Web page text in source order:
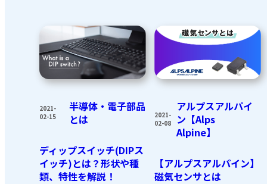
2021-
02-15
半導体・電子部品
とは
ディップスイッチ(DIPス
イッチ)とは？形状や種
類、特性を解説！
2021-
02-08
アルプスアルパイ
ン【Alps
Alpine】
【アルプスアルパイン】
磁気センサとは